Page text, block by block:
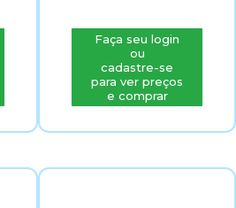
Faça seu login
ou
cadastre-se
para ver preços
e comprar